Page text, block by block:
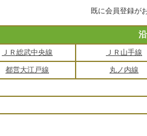
既に会員登録が
ＪＲ総武中央線 ＪＲ山手線
都営大江戸線 丸ノ内線